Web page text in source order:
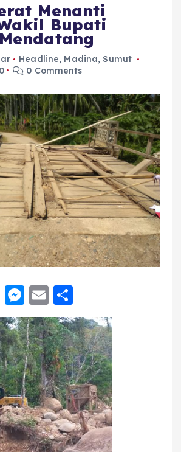
Menanti
Bupati
Headline, Madina,Sumut
0 Comments
T
el
e
g
r
a
m
M
e
ss
e
n
g
er
E
m
ai
l
h
a
re